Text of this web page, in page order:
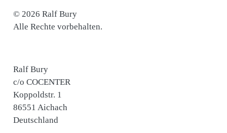
© 2026 Ralf Bury
Alle Rechte vorbehalten.
Ralf Bury
c/o COCENTER
Koppoldstr. 1
86551 Aichach
Deutschland